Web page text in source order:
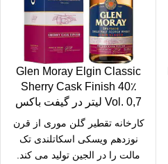
Glen Moray Elgin Classic
Sherry Cask Finish 40٪
Vol. 0,7 لیتر در گیفت باکس
کارخانه تقطیر گلن موری از قرن
نوزدهم ویسکی اسکاتلندی تک
مالت را در الجین تولید می کند.